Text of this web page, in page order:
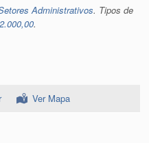
Administrativos. Tipos de
.
Ver Mapa